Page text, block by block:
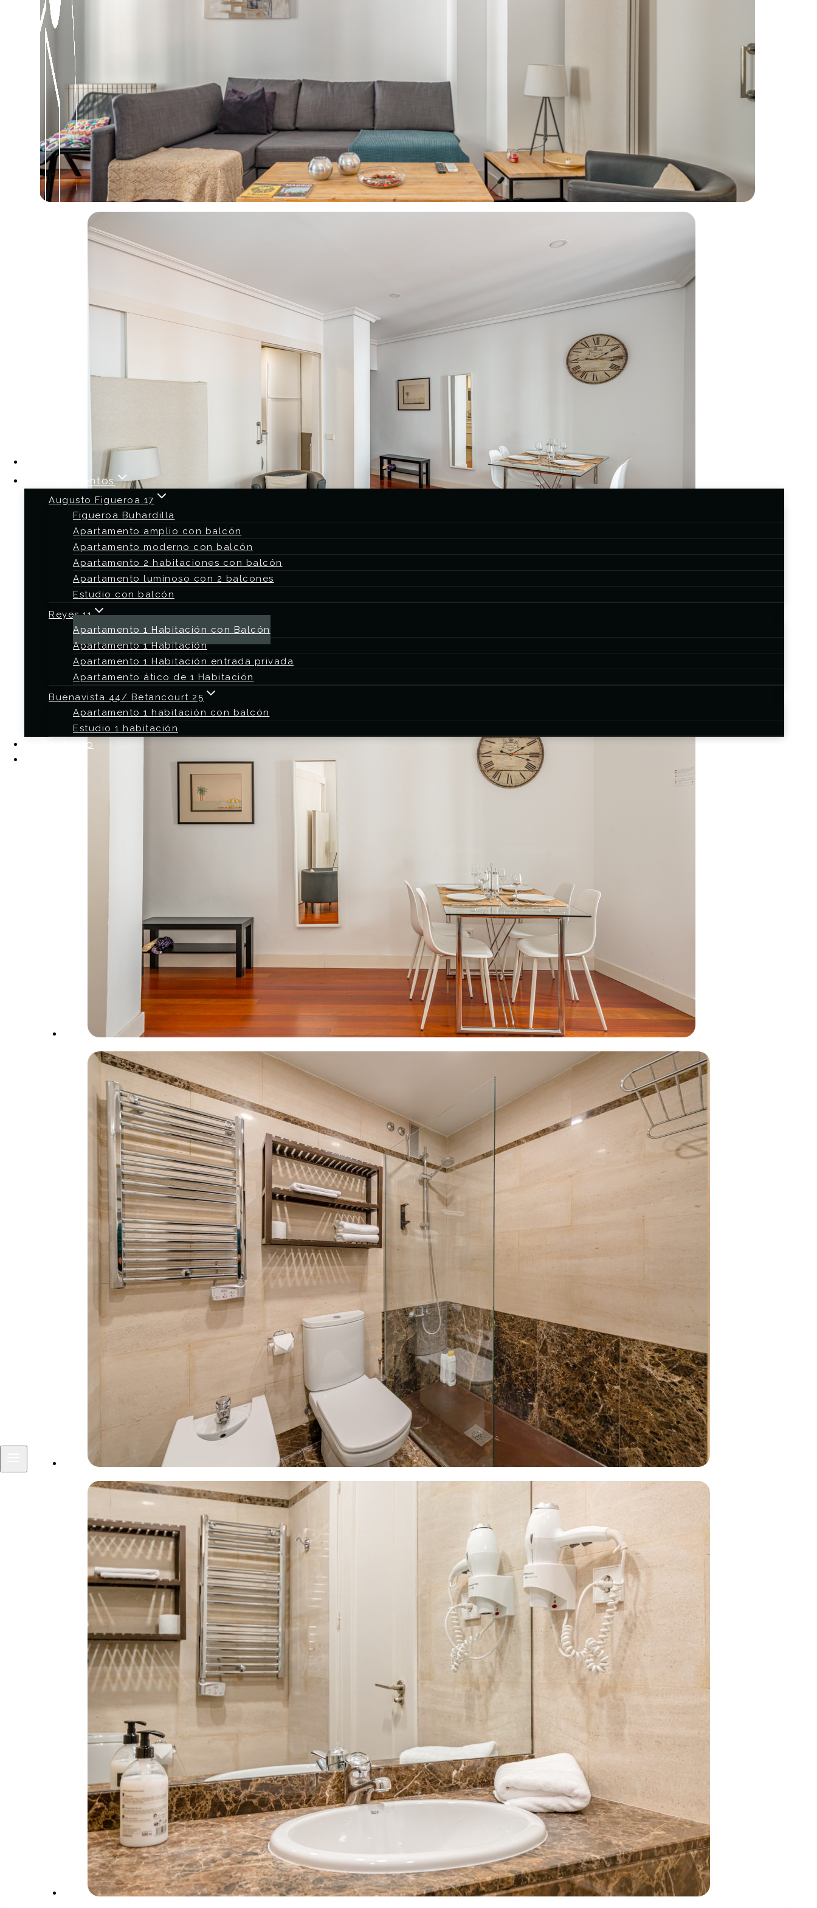
Alojamientos
Augusto Figueroa 17
Figueroa Buhardilla
Apartamento amplio con balcón
Apartamento moderno con balcón
Apartamento 2 habitaciones con balcón
Apartamento luminoso con 2 balcones
Estudio con balcón
Reyes 11
Apartamento 1 Habitación con Balcón
Apartamento 1 Habitación
Apartamento 1 Habitación entrada privada
Apartamento ático de 1 Habitación
Buenavista 44/ Betancourt 25
Apartamento 1 habitación con balcón
Estudio 1 habitación
Contacto